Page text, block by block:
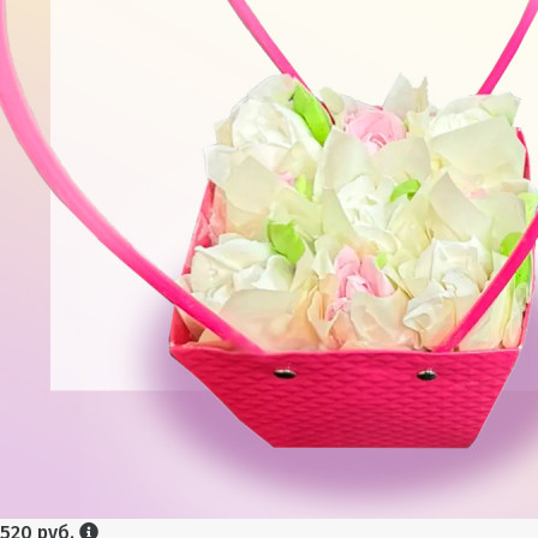
520 руб.